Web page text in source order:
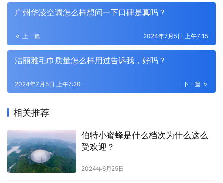
广州华凌空调怎么样想问一下口碑是真吗？
上一篇 2024年7月5日 上午7:15
洁丽雅毛巾质量怎么样用过告诉我，好吗？
下一篇
2024年7月5日 上午7:20
相关推荐
伯特小蜜蜂是什么档次为什么这么
受欢迎？
2024年6月25日